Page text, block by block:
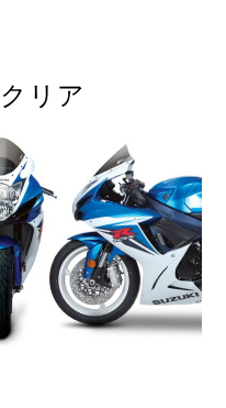
TRIUMPH
リア